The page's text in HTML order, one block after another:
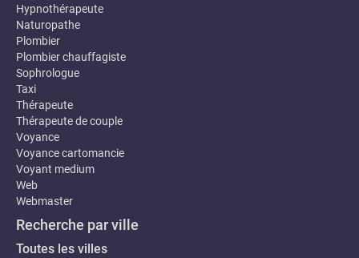
Hypnothérapeute
Naturopathe
Plombier
Plombier chauffagiste
Sophrologue
Taxi
Thérapeute
Thérapeute de couple
Voyance
Voyance cartomancie
Voyant medium
Web
Webmaster
Recherche par ville
Toutes les villes